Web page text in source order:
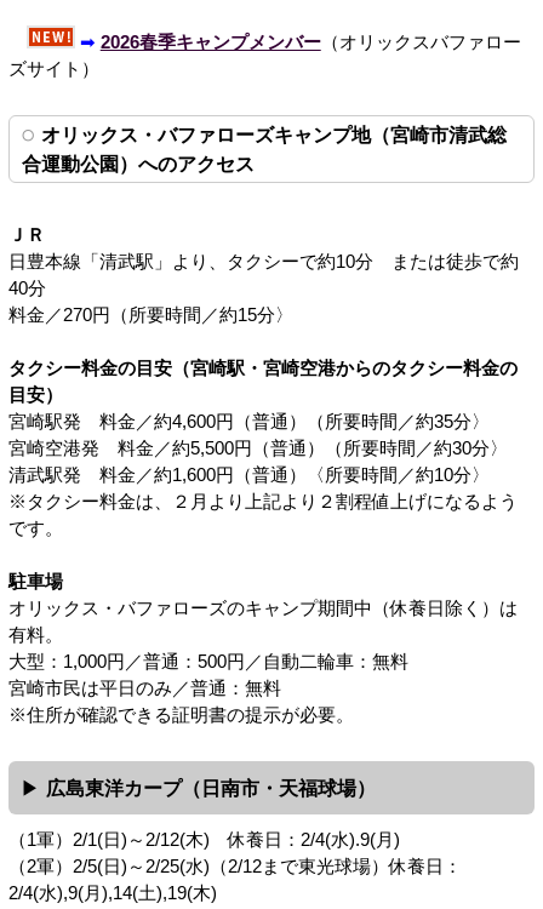
➡ 2026春季キャンプメンバー（オリックスバファロー
ズサイト）
オリックス・バファローズキャンプ地（宮崎市清武総
合運動公園）へのアクセス
ＪＲ
日豊本線「清武駅」より、タクシーで約10分 または徒歩で約
40分
料金／270円（所要時間／約15分〉
タクシー料金の目安（宮崎駅・宮崎空港からのタクシー料金の
目安）
宮崎駅発 料金／約4,600円（普通）（所要時間／約35分〉
宮崎空港発 料金／約5,500円（普通）（所要時間／約30分〉
清武駅発 料金／約1,600円（普通）〈所要時間／約10分〉
※タクシー料金は、２月より上記より２割程値上げになるよう
です。
駐車場
オリックス・バファローズのキャンプ期間中（休養日除く）は
有料。
大型：1,000円／普通：500円／自動二輪車：無料
宮崎市民は平日のみ／普通：無料
※住所が確認できる証明書の提示が必要。
広島東洋カープ（日南市・天福球場）
（1軍）2/1(日)～2/12(木) 休養日：2/4(水).9(月)
（2軍）2/5(日)～2/25(水)（2/12まで東光球場）休養日：
2/4(水),9(月),14(土),19(木)